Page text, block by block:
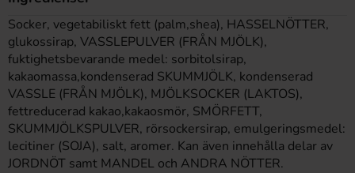
Socker, vegetabiliskt fett (palm,shea), HASSELNÖTTER,
glukossirap, VASSLEPULVER (FRÅN MJÖLK),
fuktighetsbevarande medel: sorbitolsirap,
kakaomassa,kondenserad SKUMMJÖLK, kondenserad
VASSLE (FRÅN MJÖLK), MJÖLKSOCKER (LAKTOS),
fettreducerad kakao,kakaosmör, SMÖRFETT,
SKUMMJÖLKSPULVER, rörsockersirap, emulgeringsmedel:
lecitiner (SOJA), salt, aromer. Kan även innehålla delar av
JORDNÖT samt MANDEL och ANDRA NÖTTER.